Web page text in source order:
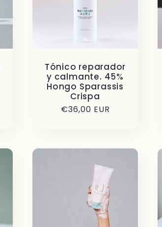
Tónico reparador
y calmante. 45%
Hongo Sparassis
Crispa
Precio
€36,00 EUR